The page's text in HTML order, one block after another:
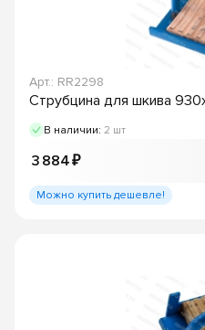
Арт.: RR2298
Струбцина для шкива
В наличии: 2 шт
3 884 ₽
Можно купить дешевле!